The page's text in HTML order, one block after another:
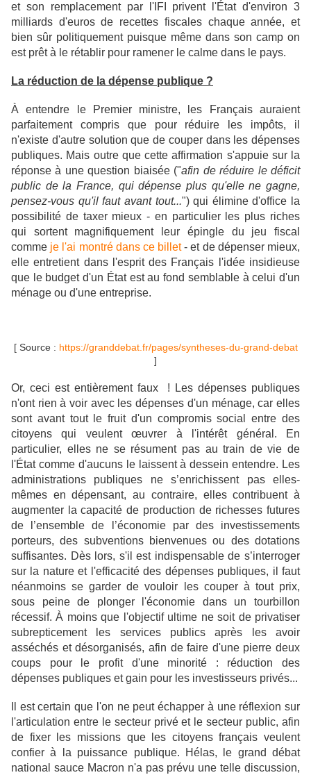
et son remplacement par l'IFI privent l'État d'environ 3
milliards d'euros de recettes fiscales chaque année, et
bien sûr politiquement puisque même dans son camp on
est prêt à le rétablir pour ramener le calme dans le pays.
La réduction de la dépense publique ?
À entendre le Premier ministre, les Français auraient
parfaitement compris que pour réduire les impôts, il
n'existe d'autre solution que de couper dans les dépenses
publiques. Mais outre que cette affirmation s'appuie sur la
réponse à une question biaisée ("afin de réduire le déficit
public de la France, qui dépense plus qu'elle ne gagne,
pensez-vous qu'il faut avant tout...") qui élimine d'office la
possibilité de taxer mieux- en particulier les plus riches
qui sortent magnifiquement leur épingle du jeu fiscal
comme je l'ai montré dans ce billet-et de dépenser mieux,
elle entretient dans l'esprit des Français l'idée insidieuse
que le budget d'un État est au fond semblable à celui d'un
ménage ou d'une entreprise.
[ Source : https://granddebat.fr/pages/syntheses-du-grand-debat
]
Or, ceci est entièrement faux ! Les dépenses publiques
n'ont rien à voir avec les dépenses d'un ménage, car elles
sont avant tout le fruit d'un compromis social entre des
citoyens qui veulent œuvrer à l'intérêt général. En
particulier, elles ne se résument pas au train de vie de
l'État comme d'aucuns le laissent à dessein entendre. Les
administrations publiques ne s’enrichissent pas elles-
mêmes en dépensant, au contraire, elles contribuent à
augmenter la capacité de production de richesses futures
de l’ensemble de l’économie par des investissements
porteurs, des subventions bienvenues ou des dotations
suffisantes. Dès lors, s'il est indispensable de s’interroger
sur la nature et l'efficacité des dépenses publiques, il faut
néanmoins se garder de vouloir les couper à tout prix,
sous peine de plonger l'économie dans un tourbillon
récessif. À moins que l'objectif ultime ne soit de privatiser
subrepticement les services publics après les avoir
asséchés et désorganisés, afin de faire d'une pierre deux
coups pour le profit d'une minorité : réduction des
dépenses publiques et gain pour les investisseurs privés...
Il est certain que l'on ne peut échapper à une réflexion sur
l'articulation entre le secteur privé et le secteur public, afin
de fixer les missions que les citoyens français veulent
confier à la puissance publique. Hélas, le grand débat
national sauce Macron n'a pas prévu une telle discussion,